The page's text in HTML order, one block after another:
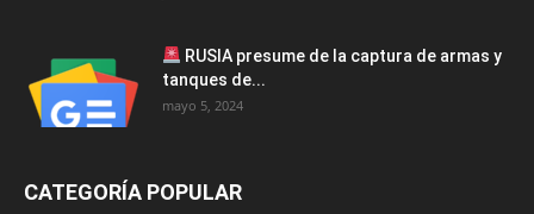
RUSIA presume de la captura de armas y
tanques de...
mayo 5, 2024
CATEGORÍA POPULAR